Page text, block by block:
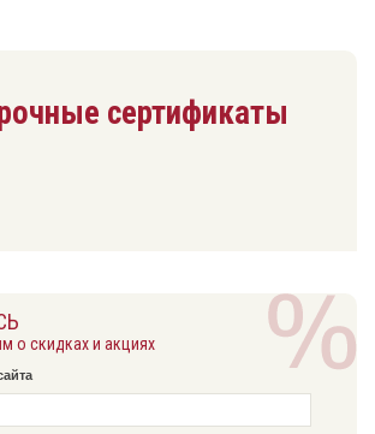
сертификаты
о скидках и акциях